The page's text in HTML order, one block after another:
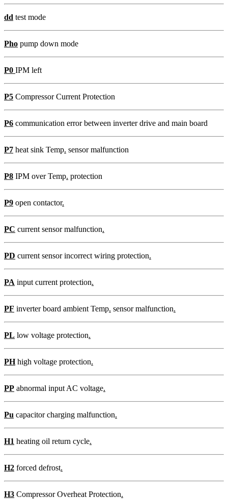
dd test mode
Pho pump down mode
P0 IPM left
P5 Compressor Current Protection
P6 communication error between inverter drive and main board
P7 heat sink Temp. sensor malfunction
P8 IPM over Temp. protection
P9 open contactor.
PC current sensor malfunction.
PD current sensor incorrect wiring protection.
PA input current protection.
PF inverter board ambient Temp. sensor malfunction.
PL low voltage protection.
PH high voltage protection.
PP abnormal input AC voltage.
Pu capacitor charging malfunction.
H1 heating oil return cycle.
H2 forced defrost.
H3 Compressor Overheat Protection.